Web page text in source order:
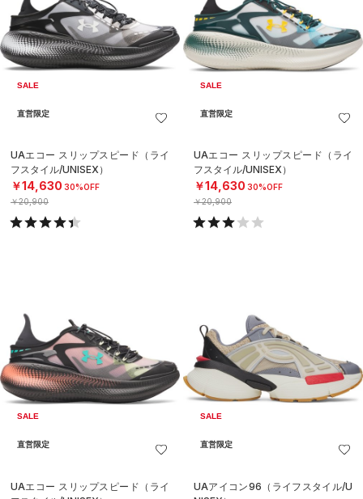
SALE
直営限定
UAエコー スリップスピード（ライ
フスタイル/UNISEX）
￥14,630 30%OFF
￥20,900
SALE
直営限定
UAエコー スリップスピード（ライ
フスタイル/UNISEX）
￥14,630 30%OFF
￥20,900
SALE
直営限定
UAエコー スリップスピード（ライ
SALE
直営限定
UAアイコン96（ライフスタイル/U